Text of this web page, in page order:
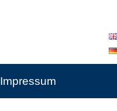
Impressum